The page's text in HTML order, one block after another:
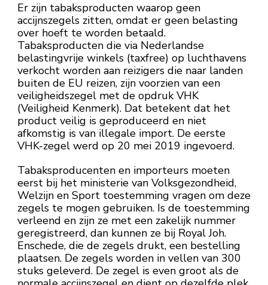
Er zijn tabaksproducten waarop geen
accijnszegels zitten, omdat er geen belasting
over hoeft te worden betaald.
Tabaksproducten die via Nederlandse
belastingvrije winkels (taxfree) op luchthavens
verkocht worden aan reizigers die naar landen
buiten de EU reizen, zijn voorzien van een
veiligheidszegel met de opdruk VHK
(Veiligheid Kenmerk). Dat betekent dat het
product veilig is geproduceerd en niet
afkomstig is van illegale import. De eerste
VHK-zegel werd op 20 mei 2019 ingevoerd.
Tabaksproducenten en importeurs moeten
eerst bij het ministerie van Volksgezondheid,
Welzijn en Sport toestemming vragen om deze
zegels te mogen gebruiken. Is de toestemming
verleend en zijn ze met een zakelijk nummer
geregistreerd, dan kunnen ze bij Royal Joh.
Enschede, die de zegels drukt, een bestelling
plaatsen. De zegels worden in vellen van 300
stuks geleverd. De zegel is even groot als de